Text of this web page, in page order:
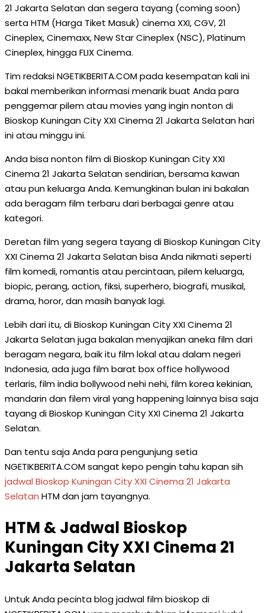
21 Jakarta Selatan dan segera tayang (coming soon)
serta HTM (Harga Tiket Masuk) cinema XXI, CGV, 21
Cineplex, Cinemaxx, New Star Cineplex (NSC), Platinum
Cineplex, hingga FLIX Cinema.
Tim redaksi NGETIKBERITA.COM pada kesempatan kali ini
bakal memberikan informasi menarik buat Anda para
penggemar pilem atau movies yang ingin nonton di
Bioskop Kuningan City XXI Cinema 21 Jakarta Selatan hari
ini atau minggu ini.
Anda bisa nonton film di Bioskop Kuningan City XXI
Cinema 21 Jakarta Selatan sendirian, bersama kawan
atau pun keluarga Anda. Kemungkinan bulan ini bakalan
ada beragam film terbaru dari berbagai genre atau
kategori.
Deretan film yang segera tayang di Bioskop Kuningan City
XXI Cinema 21 Jakarta Selatan bisa Anda nikmati seperti
film komedi, romantis atau percintaan, pilem keluarga,
biopic, perang, action, fiksi, superhero, biografi, musikal,
drama, horor, dan masih banyak lagi.
Lebih dari itu, di Bioskop Kuningan City XXI Cinema 21
Jakarta Selatan juga bakalan menyajikan aneka film dari
beragam negara, baik itu film lokal atau dalam negeri
Indonesia, ada juga film barat box office hollywood
terlaris, film india bollywood nehi nehi, film korea kekinian,
mandarin dan filem viral yang happening lainnya bisa saja
tayang di Bioskop Kuningan City XXI Cinema 21 Jakarta
Selatan.
Dan tentu saja Anda para pengunjung setia
NGETIKBERITA.COM sangat kepo pengin tahu kapan sih
jadwal Bioskop Kuningan City XXI Cinema 21 Jakarta
Selatan HTM dan jam tayangnya.
HTM & Jadwal Bioskop
Kuningan City XXI Cinema 21
Jakarta Selatan
Untuk Anda pecinta blog jadwal film bioskop di